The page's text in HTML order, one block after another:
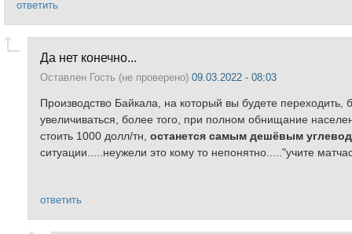
ответить
Да нет конечно...
Оставлен Гость (не проверено) 09.03.2022 - 08:03
Производство Байкала, на который вы будете переходить,
увеличиваться, более того, при полном обнищание
стоить 1000 долл/тн, останется самым дешёвым
ситуации.....неужели это кому то непонятно....."учите
ответить